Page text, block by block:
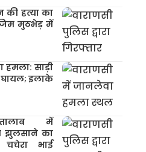
की हत्या का
मुठभेड़ में
हमला: साड़ी
घायल; इलाके
में
झुलसाने का
चचेरा भाई